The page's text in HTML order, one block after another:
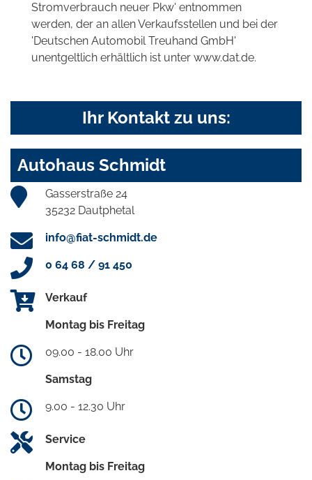
Stromverbrauch neuer Pkw' entnommen
werden, der an allen Verkaufsstellen und bei der
'Deutschen Automobil Treuhand GmbH'
unentgeltlich erhältlich ist unter www.dat.de.
Ihr Kontakt zu uns:
Autohaus Schmidt
Gasserstraße 24
35232 Dautphetal
info@fiat-schmidt.de
0 64 68 / 91 450
Verkauf
Montag bis Freitag
09.00 - 18.00 Uhr
Samstag
9.00 - 12.30 Uhr
Service
Montag bis Freitag